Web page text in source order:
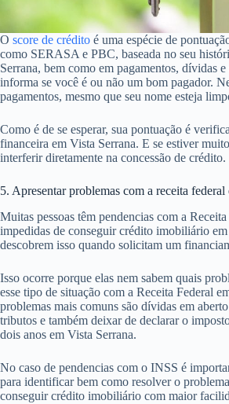
O score de crédito é uma espécie de
como SERASA e PBC, baseada no seu
Serrana, bem como em pagamentos, dívidas
informa se você é ou não um bom pagador.
pagamentos, mesmo que seu nome esteja
Como é de se esperar, sua pontuação é
financeira em Vista Serrana. E se estiver
interferir diretamente na concessão de crédito.
5. Apresentar problemas com a receita
Muitas pessoas têm pendencias com a
impedidas de conseguir crédito imobiliário
descobrem isso quando solicitam um
Isso ocorre porque elas nem sabem quais
esse tipo de situação com a Receita Federal
problemas mais comuns são dívidas em
tributos e também deixar de declarar o
dois anos em Vista Serrana.
No caso de pendencias com o INSS é
para identificar bem como resolver o
conseguir crédito imobiliário com maior